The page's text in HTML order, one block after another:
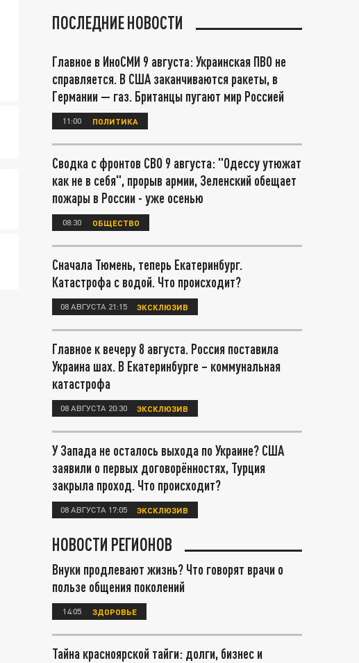
ПОСЛЕДНИЕ НОВОСТИ
Главное в ИноСМИ 9 августа: Украинская ПВО не
справляется. В США заканчиваются ракеты, в
Германии — газ. Британцы пугают мир Россией
11:00 ПОЛИТИКА
Сводка с фронтов СВО 9 августа: "Одессу утюжат
как не в себя", прорыв армии, Зеленский обещает
пожары в России - уже осенью
08:30 ОБЩЕСТВО
Сначала Тюмень, теперь Екатеринбург.
Катастрофа с водой. Что происходит?
08 АВГУСТА 21:15 ЭКСКЛЮЗИВ
Главное к вечеру 8 августа. Россия поставила
Украина шах. В Екатеринбурге – коммунальная
катастрофа
08 АВГУСТА 20:30 ЭКСКЛЮЗИВ
У Запада не осталось выхода по Украине? США
заявили о первых договорённостях, Турция
закрыла проход. Что происходит?
08 АВГУСТА 17:05 ЭКСКЛЮЗИВ
НОВОСТИ РЕГИОНОВ
Внуки продлевают жизнь? Что говорят врачи о
пользе общения поколений
14:05 ЗДОРОВЬЕ
Тайна красноярской тайги: долги, бизнес и